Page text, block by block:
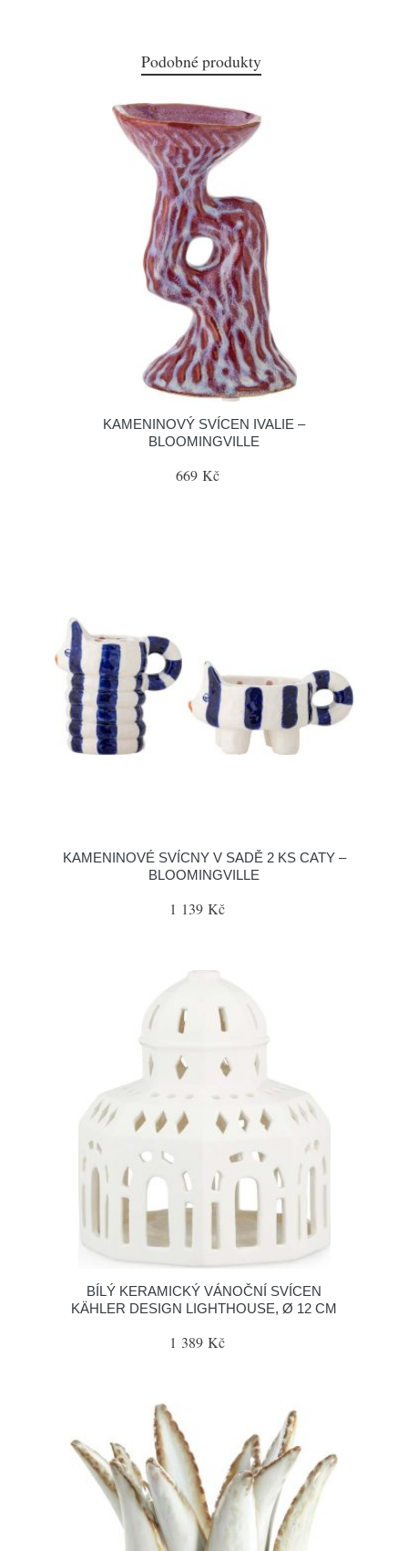
Podobné produkty
KAMENINOVÝ SVÍCEN IVALIE –
BLOOMINGVILLE
669 Kč
KAMENINOVÉ SVÍCNY V SADĚ 2 KS CATY –
BLOOMINGVILLE
1 139 Kč
BÍLÝ KERAMICKÝ VÁNOČNÍ SVÍCEN
KÄHLER DESIGN LIGHTHOUSE, Ø 12 CM
1 389 Kč